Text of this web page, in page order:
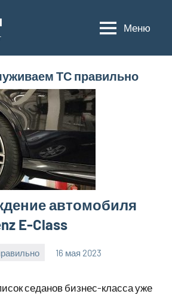
Меню
ТС правильно
автомобиля
E-Class
16 мая 2023
седанов бизнес-класса уже